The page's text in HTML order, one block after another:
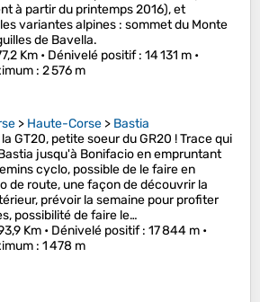
à partir du printemps 2016), et
variantes alpines : sommet du Monte
de Bavella.
Km • Dénivelé positif: 14 131 m •
: 2 576 m
> Haute-Corse > Bastia
GT20, petite soeur du GR20 ! Trace qui
jusqu'à Bonifacio en empruntant
cyclo, possible de le faire en
de route, une façon de découvrir la
prévoir la semaine pour profiter
possibilité de faire le…
Km • Dénivelé positif: 17 844 m •
: 1 478 m